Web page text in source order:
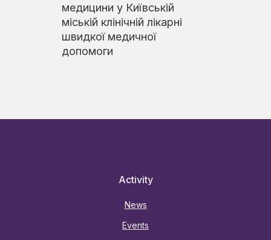
медицини у Київській
міській клінічній лікарні
швидкої медичної
допомоги
Activity
News
Events